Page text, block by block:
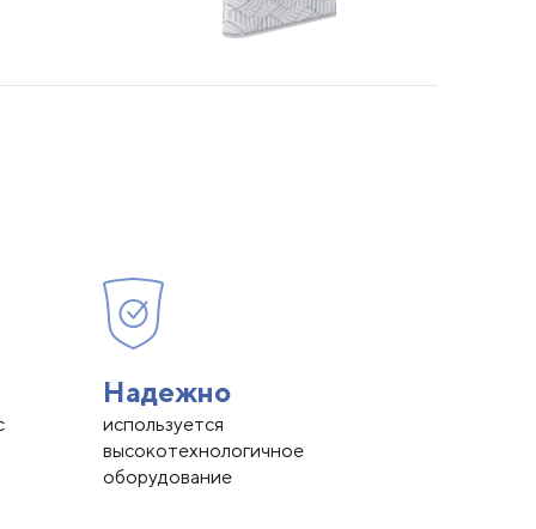
Надежно
используется
высокотехнологичное
оборудование